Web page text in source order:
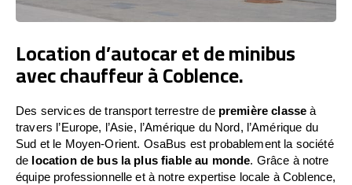
Location d’autocar et de minibus
avec chauffeur à Coblence.
Des services de transport terrestre de première classe à
travers l’Europe, l’Asie, l’Amérique du Nord, l’Amérique du
Sud et le Moyen-Orient. OsaBus est probablement la société
de location de bus la plus fiable au monde. Grâce à notre
équipe professionnelle et à notre expertise locale à Coblence,